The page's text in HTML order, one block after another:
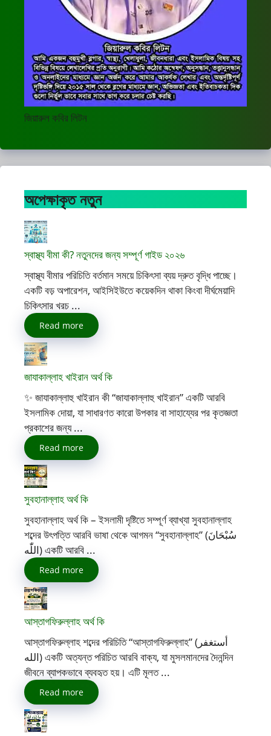
জিয়ারুল কবির লিটন
অপেক্ষাকৃত নতুন
স্বাস্থ্য বীমা কী? নতুনদের জন্য সম্পূর্ণ গাইড ২০২৬
স্বাস্থ্য বীমার পরিচিতি বর্তমান সময়ে চিকিৎসা ব্যয় দ্রুত বৃদ্ধি পাচ্ছে।
একটি বড় অপারেশন, আইসিইউতে কয়েকদিন থাকা কিংবা দীর্ঘমেয়াদি
চিকিৎসার খরচ ...
Read more
জাযাকাল্লাহ খাইরান অর্থ কি
✨ জাযাকাল্লাহু খাইরান কী “জাযাকাল্লাহু খাইরান” একটি আরবি
ইসলামিক দোয়া, যা সাধারণত কারো উপকার বা সাহায্যের পর কৃতজ্ঞতা
প্রকাশের জন্য ...
Read more
সুবহানাল্লাহ অর্থ কি
সুবহানাল্লাহ অর্থ কি – ইসলামী দৃষ্টিতে সম্পূর্ণ ব্যাখ্যা সুবহানাল্লাহ
শব্দের উৎপত্তি আরবি ভাষা থেকে আগমন “সুবহানাল্লাহ” (سُبْحَانَ
اللّٰه) একটি আরবি ...
Read more
আস্তাগফিরুল্লাহ অর্থ কি
আস্তাগফিরুল্লাহ শব্দের পরিচিতি “আস্তাগফিরুল্লাহ” (أستغفر
الله) একটি অত্যন্ত পরিচিত আরবি বাক্য, যা মুসলমানদের দৈনন্দিন
জীবনে ব্যাপকভাবে ব্যবহৃত হয়। এটি মূলত ...
Read more